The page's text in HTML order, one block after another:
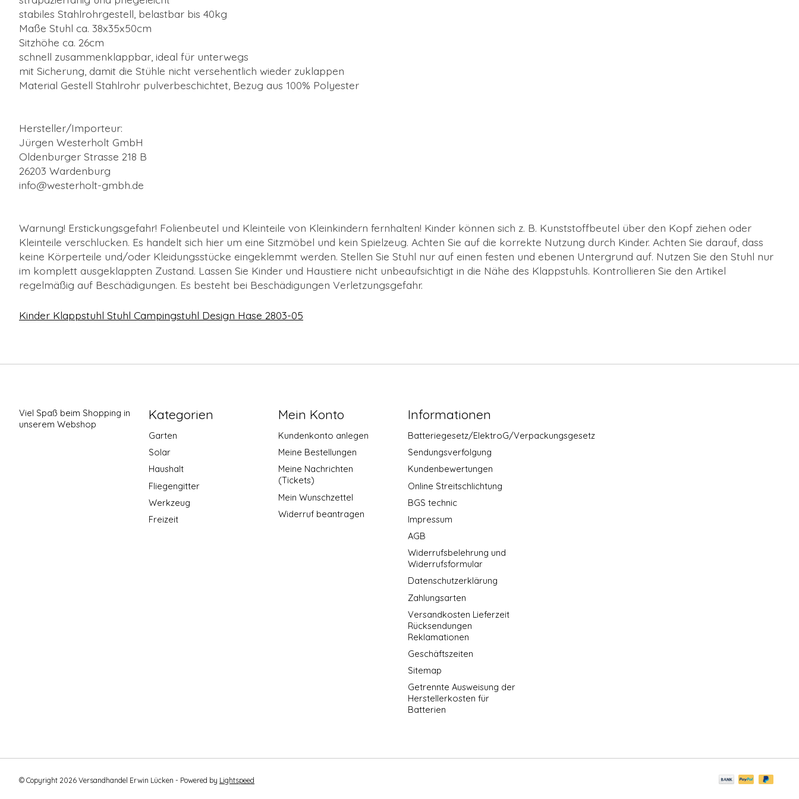
stabiles Stahlrohrgestell, belastbar bis 40kg
Maße Stuhl ca. 38x35x50cm
Sitzhöhe ca. 26cm
schnell zusammenklappbar, ideal für unterwegs
mit Sicherung, damit die Stühle nicht versehentlich wieder zuklappen
Material Gestell Stahlrohr pulverbeschichtet, Bezug aus 100% Polyester
Hersteller/Importeur:
Jürgen Westerholt GmbH
Oldenburger Strasse 218 B
26203 Wardenburg
info@westerholt-gmbh.de
Warnung! Erstickungsgefahr! Folienbeutel und Kleinteile von Kleinkindern fernhalten! Kinder können sich z. B. Kunststoffbeutel über den Kopf ziehen oder
Kleinteile verschlucken. Es handelt sich hier um eine Sitzmöbel und kein Spielzeug. Achten Sie auf die korrekte Nutzung durch Kinder. Achten Sie darauf, dass
keine Körperteile und/oder Kleidungsstücke eingeklemmt werden. Stellen Sie Stuhl nur auf einen festen und ebenen Untergrund auf. Nutzen Sie den Stuhl nur
im komplett ausgeklappten Zustand. Lassen Sie Kinder und Haustiere nicht unbeaufsichtigt in die Nähe des Klappstuhls. Kontrollieren Sie den Artikel
regelmäßig auf Beschädigungen. Es besteht bei Beschädigungen Verletzungsgefahr.
Kinder Klappstuhl Stuhl Campingstuhl Design Hase 2803-05
Viel Spaß beim Shopping in
unserem Webshop
Kategorien
Garten
Solar
Haushalt
Fliegengitter
Werkzeug
Freizeit
Mein Konto
Kundenkonto anlegen
Meine Bestellungen
Meine Nachrichten
(Tickets)
Mein Wunschzettel
Widerruf beantragen
Informationen
Batteriegesetz/ElektroG/Verpackungsgesetz
Sendungsverfolgung
Kundenbewertungen
Online Streitschlichtung
BGS technic
Impressum
AGB
Widerrufsbelehrung und
Widerrufsformular
Datenschutzerklärung
Zahlungsarten
Versandkosten Lieferzeit
Rücksendungen
Reklamationen
Geschäftszeiten
Sitemap
Getrennte Ausweisung der
Herstellerkosten für
Batterien
© Copyright 2026 Versandhandel Erwin Lücken - Powered by Lightspeed